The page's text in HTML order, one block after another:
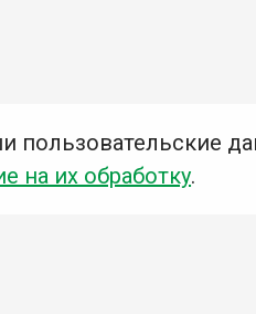
пользовательские
на их обработку.